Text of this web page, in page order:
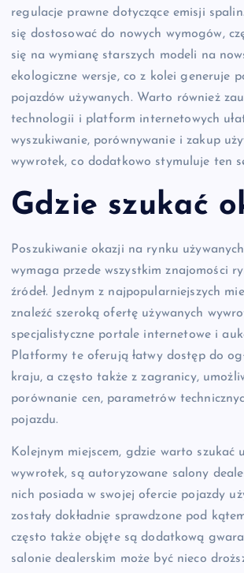
regulacje prawne dotyczące emisji
się dostosować do nowych wymogów,
się na wymianę starszych modeli na
ekologiczne wersje, co z kolei generuje
pojazdów używanych. Warto również
technologii i platform internetowych
wyszukiwanie, porównywanie i zakup
wywrotek, co dodatkowo stymuluje ten
Gdzie szukać
Poszukiwanie okazji na rynku
wymaga przede wszystkim znajomości
źródeł. Jednym z najpopularniejszych
znaleźć szeroką ofertę używanych
specjalistyczne portale internetowe i
Platformy te oferują łatwy dostęp do
kraju, a często także z zagranicy,
porównanie cen, parametrów
pojazdu.
Kolejnym miejscem, gdzie warto szukać
wywrotek, są autoryzowane salony
nich posiada w swojej ofercie pojazdy
zostały dokładnie sprawdzone pod
często także objęte są dodatkową
salonie dealerskim może być nieco